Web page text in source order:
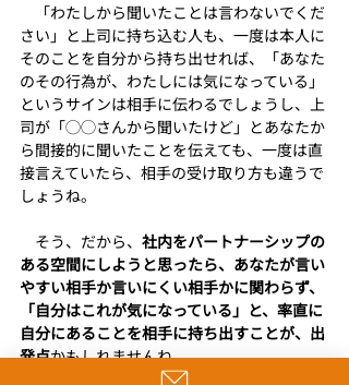
「わたしから聞いたことは言わないでくだ
さい」と上司に持ち込む人も、一度は本人に
そのことを自分から持ち出せれば、「あなた
のその行為が、わたしには気になっている」
というサインは相手に伝わるでしょうし、上
司が「◯◯さんから聞いたけど」とあなたか
ら間接的に聞いたことを伝えても、一度は直
接言えていたら、相手の受け取り方も違うで
しょうね。
そう、だから、 社内をパートナーシップの
ある空間にしようと思ったら、あなたが言い
やすい相手か言いにくい相手かに関わらず、
「自分はこれが気になっている」と、率直に
自分にあることを相手に持ち出すことが、出
発点かもしれませんね。